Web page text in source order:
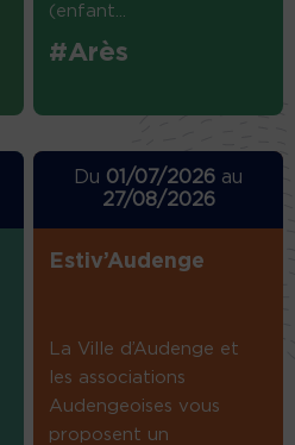
(enfant...
#Arès
Du 01/07/2026 au
27/08/2026
Estiv’Audenge
La Ville d’Audenge et
les associations
Audengeoises vous
proposent un